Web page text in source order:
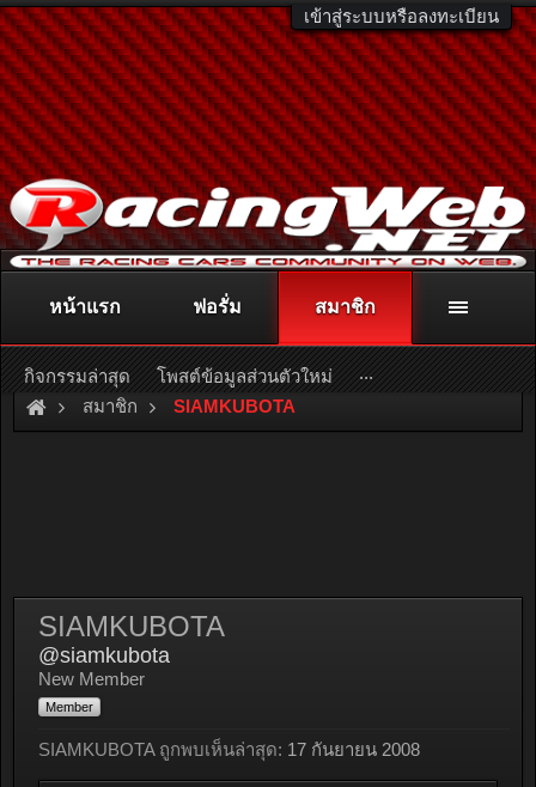
เข้าสู่ระบบหรือลงทะเบียน
ติดต่อลงโฆษณา racingweb@gmail.comหรือโทร. 081-811-1138
หรืออ่านรายละเอียดเพิ่มเติม คลิกที่นี่
สมาชิก SIAMKUBOTA
SIAMKUBOTA
@siamkubota
New Member
Member
SIAMKUBOTA ถูกพบเห็นล่าสุด: 17 กันยายน 2008
หน้าแรก ฟอรั่ม สมาชิก
กิจกรรมล่าสุด โพสต์ข้อมูลส่วนตัวใหม่ ...